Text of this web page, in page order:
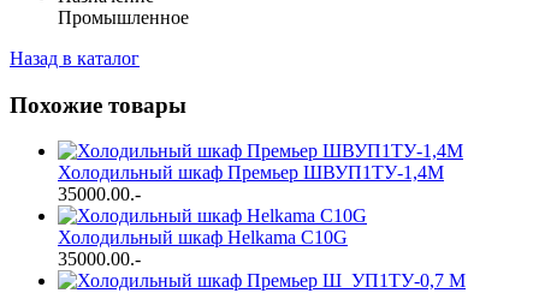
Промышленное
Назад в каталог
Похожие товары
Холодильный шкаф Премьер ШВУП1ТУ-1,4М
35000.00.-
Холодильный шкаф Helkama С10G
35000.00.-